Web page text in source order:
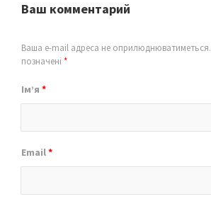
Ваш комментарий
Ваша e-mail адреса не оприлюднюватиметься.
позначені *
Ім’я *
Email*